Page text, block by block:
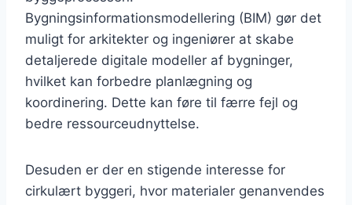
Bygningsinformationsmodellering (BIM) gør det
muligt for arkitekter og ingeniører at skabe
detaljerede digitale modeller af bygninger,
hvilket kan forbedre planlægning og
koordinering. Dette kan føre til færre fejl og
bedre ressourceudnyttelse.
Desuden er der en stigende interesse for
cirkulært byggeri, hvor materialer genanvendes